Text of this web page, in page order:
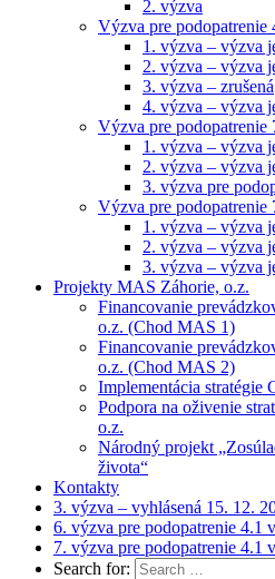
2. výzva
Výzva pre podopatrenie
1. výzva – výzva
2. výzva – výzva
3. výzva – zrušená
4. výzva – výzva
Výzva pre podopatrenie
1. výzva – výzva
2. výzva – výzva
3. výzva pre
Výzva pre podopatrenie
1. výzva – výzva
2. výzva – výzva
3. výzva – výzva
Projekty MAS Záhorie, o.z.
Financovanie
o.z. (Chod MAS 1)
Financovanie
o.z. (Chod MAS 2)
Implementácia
Podpora na oživenie
o.z.
Národný projekt
života“
Kontakty
3. výzva – vyhlásená 15. 12.
6. výzva pre podopatrenie 4.1
7. výzva pre podopatrenie 4.1
Search for: